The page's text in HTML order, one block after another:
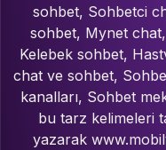
sohbet, Sohbetci
sohbet, Mynet
Kelebek sohbet,
chat ve sohbet,
kanalları, Sohbet
bu tarz kelimeleri
yazarak